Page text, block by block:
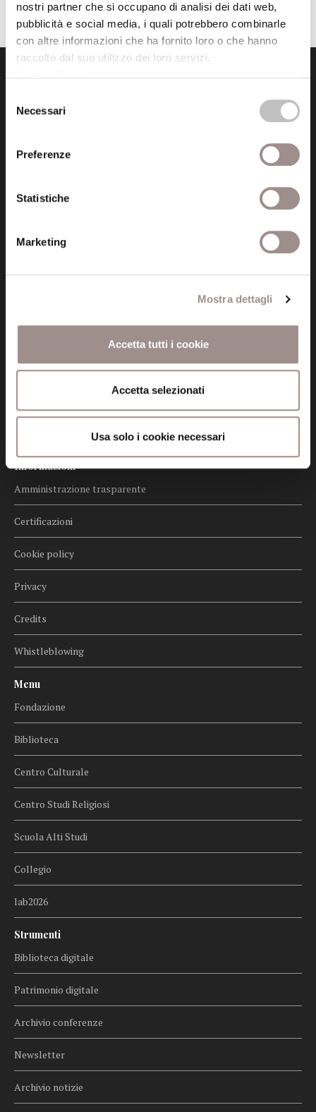
nostri partner che si occupano di analisi dei dati web,
pubblicità e social media, i quali potrebbero combinarle
con altre informazioni che ha fornito loro o che hanno
raccolto dal suo utilizzo dei loro servizi.
delNecessari
Preferenze
Statistiche
Marketing
Mostra dettagli
Accetta tutti i cookie
Accetta selezionati
Usa solo i cookie necessari
Fondazione Collegio San Carlo
info@fondazionesancarlo.it
fondazionecollegiosancarlo@legalmail.it
Seguici
Informazioni
Amministrazione trasparente
Certificazioni
Cookie policy
Privacy
Credits
Whistleblowing
Menu
Fondazione
Biblioteca
Centro Culturale
Centro Studi Religiosi
Scuola Alti Studi
Collegio
lab2026
Strumenti
Biblioteca digitale
Patrimonio digitale
Archivio conferenze
Newsletter
Archivio notizie